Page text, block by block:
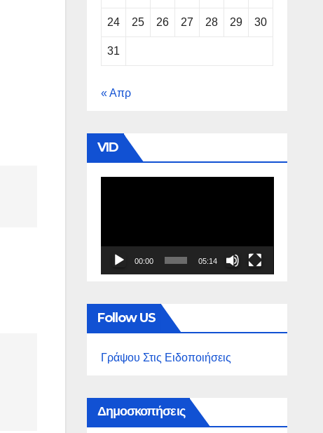
24 25 26 27 28 29 30
31
« Απρ
VID
00:00 05:14
Follow US
Γράψου Στις Ειδοποιήσεις
Δημοσκοπήσεις